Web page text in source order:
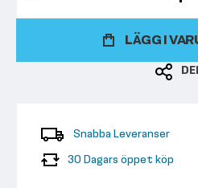
LÄGG I
Snabba Leveranser
30 Dagars öppet köp